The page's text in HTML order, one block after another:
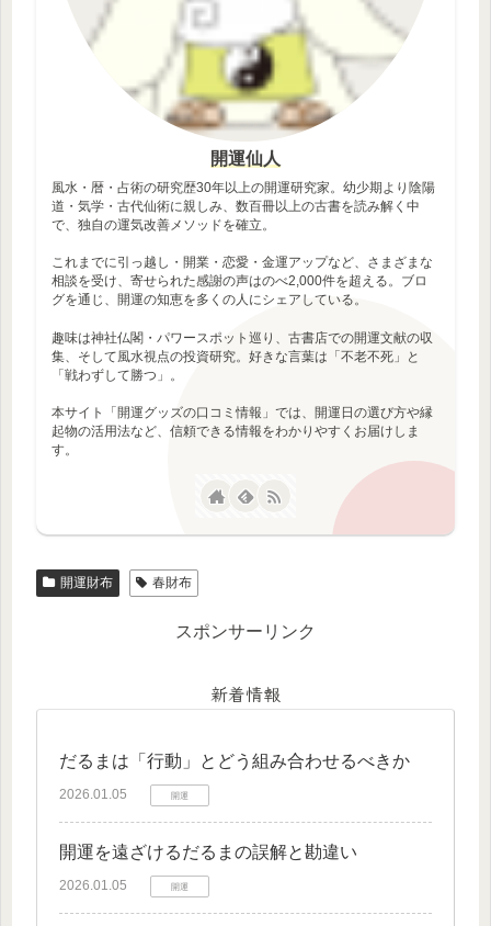
開運仙人
風水・暦・占術の研究歴30年以上の開運研究家。幼少期より陰陽
道・気学・古代仙術に親しみ、数百冊以上の古書を読み解く中
で、独自の運気改善メソッドを確立。
これまでに引っ越し・開業・恋愛・金運アップなど、さまざまな
相談を受け、寄せられた感謝の声はのべ2,000件を超える。ブロ
グを通じ、開運の知恵を多くの人にシェアしている。
趣味は神社仏閣・パワースポット巡り、古書店での開運文献の収
集、そして風水視点の投資研究。好きな言葉は「不老不死」と
「戦わずして勝つ」。
本サイト「開運グッズの口コミ情報」では、開運日の選び方や縁
起物の活用法など、信頼できる情報をわかりやすくお届けしま
す。
開運財布 春財布
スポンサーリンク
新着情報
だるまは「行動」とどう組み合わせるべきか
2026.01.05 開運
開運を遠ざけるだるまの誤解と勘違い
2026.01.05 開運